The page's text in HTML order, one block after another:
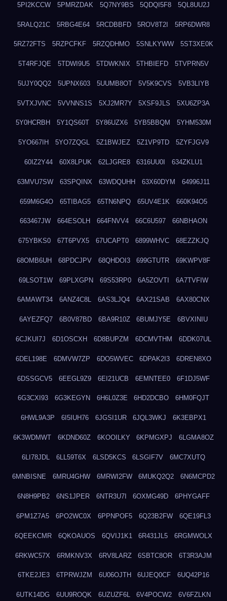
5PI2KCCW 5PMRZDAK 5Q7NY9BS 5QDQI5F8 5QL8UU2J
5RALQ21C 5RBG4E64 5RCDBBFD 5ROV8T2I 5RP6DWR8
5RZ72FTS 5RZPCFKF 5RZQDHMO 5SNLKYWW 5ST3XE0K
5T4RFJQE 5TDWI9U5 5TDWKNIX 5THBIEFD 5TVPRN5V
5UJY0QQ2 5UPNX603 5UUMB8OT 5V5K9CVS 5VB3LIYB
5VTXJVNC 5VVNNS1S 5XJ2MR7Y 5XSF9JLS 5XU6ZP3A
5Y0HCRBH 5Y1QS60T 5Y86UZX6 5YB5BBQM 5YHM530M
5YO667IH 5YO7ZQGL 5Z1BWJEZ 5Z1VP9TD 5ZYFJGV9
60IZ2Y44 60X8LPUK 62LJGRE8 6316UU0I 634ZKLU1
63MVU7SW 63SPQINX 63WDQUHH 63X60DYM 64996J11
659M6G4O 65TIBAG5 65TN6NPQ 65UV4E1K 660K94O5
663467JW 664ESOLH 664FNVV4 66C6U597 66NBHAON
675YBKS0 67T6PVX5 67UCAPT0 6899WHVC 68EZZKJQ
68OMB6UH 68PDCJPV 68QHDOI3 699GTUTR 69KWPV8F
69LSOT1W 69PLXGPN 69S53RP0 6A5ZOVTI 6A7TVFIW
6AMAWT34 6ANZ4C8L 6AS3LJQ4 6AX21SAB 6AX80CNX
6AYEZFQ7 6B0V87BD 6BA9R10Z 6BUMJY5E 6BVXINIU
6CJKUI7J 6D1OSCXH 6D8BUPZM 6DCMVTHM 6DDK07UL
6DEL198E 6DMVW7ZP 6DO5WVEC 6DPAK2I3 6DREN8XO
6DSSGCV5 6EEGL9Z9 6EI21UCB 6EMNTEE0 6F1DJ5WF
6G3CXI93 6G3KEGYN 6H6L0Z3E 6HD2DCBO 6HM0FQJT
6HWL9A3P 6I5IUH76 6JGSI1UR 6JQL3WKJ 6K3EBPX1
6K3WDMWT 6KDND60Z 6KOOILKY 6KPMGXPJ 6LGMA8OZ
6LI78JDL 6LL59T6X 6LSD5KCS 6LSGIF7V 6MC7XUTQ
6MNBISNE 6MRU4GHW 6MRWI2FW 6MUKQ2Q2 6N6MCPD2
6N8H9PB2 6NS1JPER 6NTR3U7I 6OXMG49D 6PHYGAFF
6PM1Z7A5 6PO2WC0X 6PPNPOF5 6Q23B2FW 6QE19FL3
6QEEKCMR 6QKOAUOS 6QVIJ1K1 6R431JL5 6RGMWOLX
6RKWC57X 6RMKNV3X 6RV8LARZ 6SBTC8OR 6T3R3AJM
6TKE2JE3 6TPRWJZM 6U06OJTH 6UJEQ0CF 6UQ42P16
6UTK14DG 6UU9ROQK 6UZUZF6L 6V4POCW2 6V6FZLKN